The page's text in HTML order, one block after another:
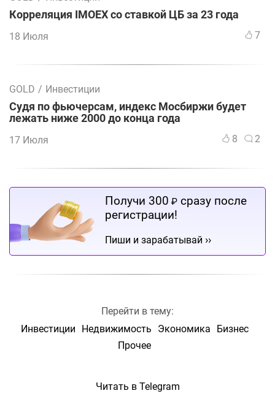
Корреляция IMOEX со ставкой ЦБ за 23 года
18 Июля 7
GOLD / Инвестиции
Судя по фьючерсам, индекс Мосбиржи будет
лежать ниже 2000 до конца года
17 Июля 8 2
Получи 300 ₽ сразу после
регистрации!
Пиши и зарабатывай ››
Перейти в тему:
Инвестиции
Недвижимость Экономика
Бизнес
Прочее
Читать в Telegram